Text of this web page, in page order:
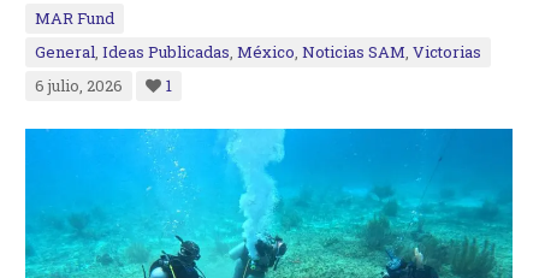
MAR Fund
General,Ideas Publicadas,México,Noticias SAM,Victorias
6 julio, 2026
1